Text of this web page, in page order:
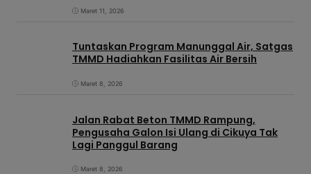
Maret 11, 2026
Tuntaskan Program Manunggal Air, Satgas
TMMD Hadiahkan Fasilitas Air Bersih
Maret 8, 2026
Jalan Rabat Beton TMMD Rampung,
Pengusaha Galon Isi Ulang di Cikuya Tak
Lagi Panggul Barang
Maret 8, 2026